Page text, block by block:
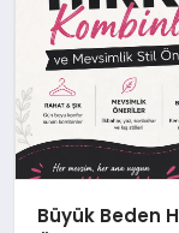
Büyük Beden